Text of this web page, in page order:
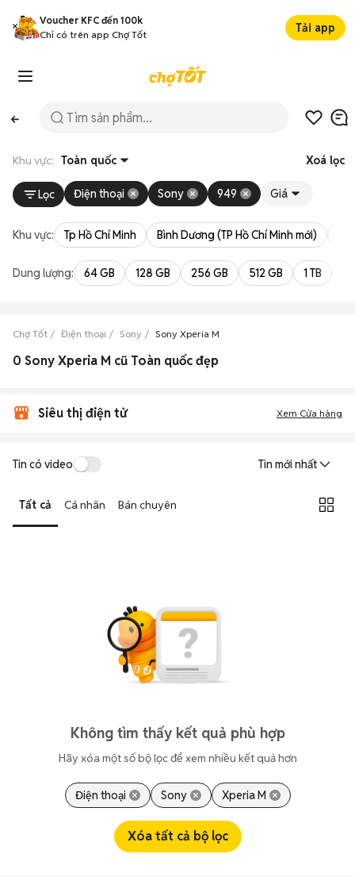
Voucher KFC đến 100k
Chỉ có trên app Chợ Tốt
Tải app
Khu vực: Toàn quốc Xoá lọc
Lọc Điện thoại Sony 949 Giá
Khu vực: Tp Hồ Chí Minh Bình Dương (TP Hồ Chí Minh mới)
Dung lượng: 64 GB 128 GB 256 GB 512 GB 1 TB
Chợ Tốt Điện thoại Sony Sony Xperia M
0 Sony Xperia M cũ Toàn quốc đẹp
Siêu thị điện tử Xem Cửa hàng
Tin có video Tin mới nhất
Tất cả Cá nhân Bán chuyên
Không tìm thấy kết quả phù hợp
Hãy xóa một số bộ lọc để xem nhiều kết quả hơn
Điện thoại Sony Xperia M
Xóa tất cả bộ lọc